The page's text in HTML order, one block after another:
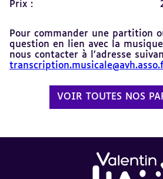
Prix :
Pour commander une partition
question en lien avec la
nous contacter à l’adresse
VOIR TOUTES NOS